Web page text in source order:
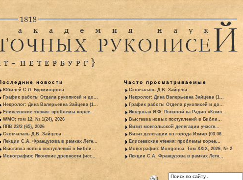
новости
Юбилей С.Л. Бурмистрова
График работы Отдела рукописей и до...
Некролог: Дина Валерьевна Зайцева (1...
Елисеевские чтения: проблемы корее...
WMO: том 12, № 1(24), 2026
ППВ 23/2 (65), 2026
Скончалась Д.В. Зайцева
Лекции С.А. Французова в рамках Летн...
Выставка новых поступлений в Библи...
Монография: Японские древности (ист...
Часто просматриваемые
Скончалась Д.В. Зайцева
Некролог: Дина Валерьевна Зайцева (1...
График работы Отдела рукописей и до...
Интервью И.Ф. Поповой на Радио «Комс...
Выставка новых поступлений в Библи...
Визит монгольской делегации участн...
Визит делегации из города Измир (03.06...
Елисеевские чтения: проблемы корее...
Монография: Mongolica. Том XXIX, 2026, № 2
Лекции С.А. Французова в рамках Летн...